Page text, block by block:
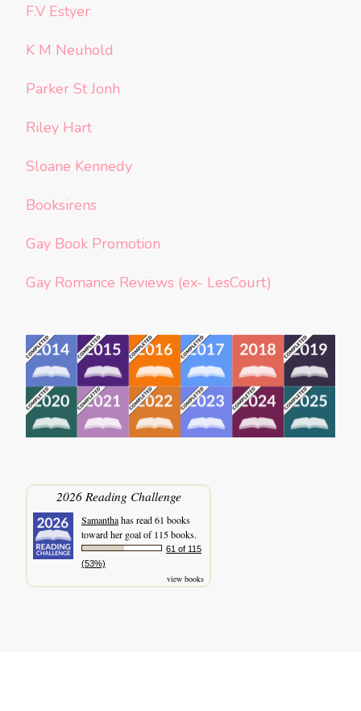
F.V Estyer
K M Neuhold
Parker St Jonh
Riley Hart
Sloane Kennedy
Booksirens
Gay Book Promotion
Gay Romance Reviews (ex- LesCourt)
2026 Reading Challenge
Samanthahas read 61 books
toward her goal of 115 books.
61 of 115
(53%)
view books